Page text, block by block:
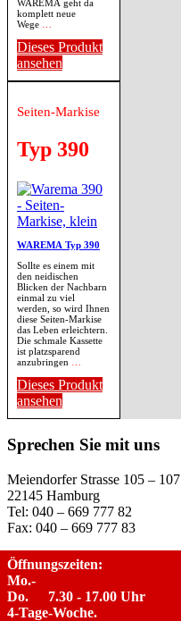
WAREMA geht da
komplett neue
Wege
Dieses Produkt
ansehen
Seiten-Markise
Typ 390
WAREMA Typ 390
Sollte es einem mit
den neidischen
Blicken der Nachbarn
einmal zu viel
werden, so wird Ihnen
diese Seiten-Markise
das Leben erleichtern.
Die schmale Kassette
ist platzsparend
anzubringen
Dieses Produkt
ansehen
Sprechen Sie mit uns
Meiendorfer Strasse 105 – 107
22145 Hamburg
Tel: 040 – 669 777 82
Fax: 040 – 669 777 83
Öffnungszeiten:
Mo.-
Do.
7.30 - 17.00 Uhr
4-Tage-Woche.